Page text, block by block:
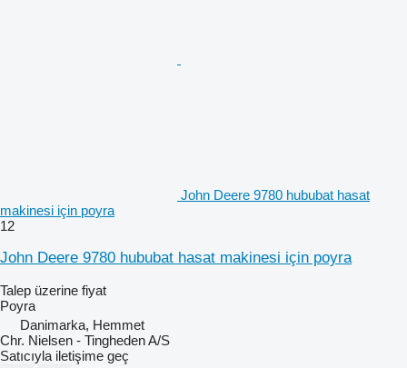
John Deere 9780 hububat hasat
makinesi için poyra
12
John Deere 9780 hububat hasat makinesi için poyra
Talep üzerine fiyat
Poyra
Danimarka, Hemmet
Chr. Nielsen - Tingheden A/S
Satıcıyla iletişime geç